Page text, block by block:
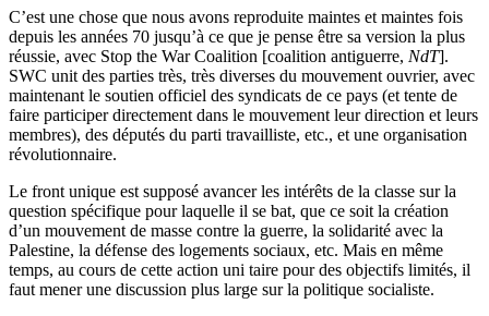
C’est une chose que nous avons reproduite maintes et maintes fois
depuis les années 70 jusqu’à ce que je pense être sa version la plus
réussie, avec Stop the War Coalition [coalition antiguerre, NdT].
SWC unit des parties très, très diverses du mouvement ouvrier, avec
maintenant le soutien officiel des syndicats de ce pays (et tente de
faire participer directement dans le mouvement leur direction et leurs
membres), des députés du parti travailliste, etc., et une organisation
révolutionnaire.
Le front unique est supposé avancer les intérêts de la classe sur la
question spécifique pour laquelle il se bat, que ce soit la création
d’un mouvement de masse contre la guerre, la solidarité avec la
Palestine, la défense des loge­ments sociaux, etc. Mais en même
temps, au cours de cette action uni taire pour des objectifs limités, il
faut mener une discussion plus large sur la politique socialiste.